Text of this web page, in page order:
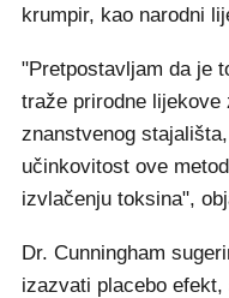
krumpir, kao narodni
"Pretpostavljam da je
traže prirodne
znanstvenog
učinkovitost ove
izvlačenju toksina",
Dr. Cunningham
izazvati placebo